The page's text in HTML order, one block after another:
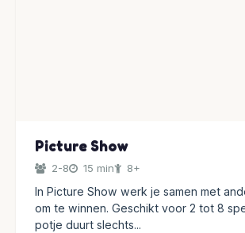
Picture Show
2-8 15 min 8+
In Picture Show werk je samen met
om te winnen. Geschikt voor 2 tot 8
potje duurt slechts...